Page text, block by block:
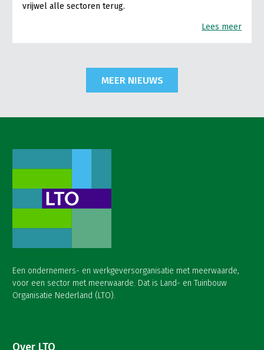
vrijwel alle sectoren terug.
Lees meer
MEER NIEUWS
Een ondernemers- en werkgeversorganisatie met meerwaarde,
voor een sector met meerwaarde. Dat is Land- en Tuinbouw
Organisatie Nederland (LTO).
Over LTO